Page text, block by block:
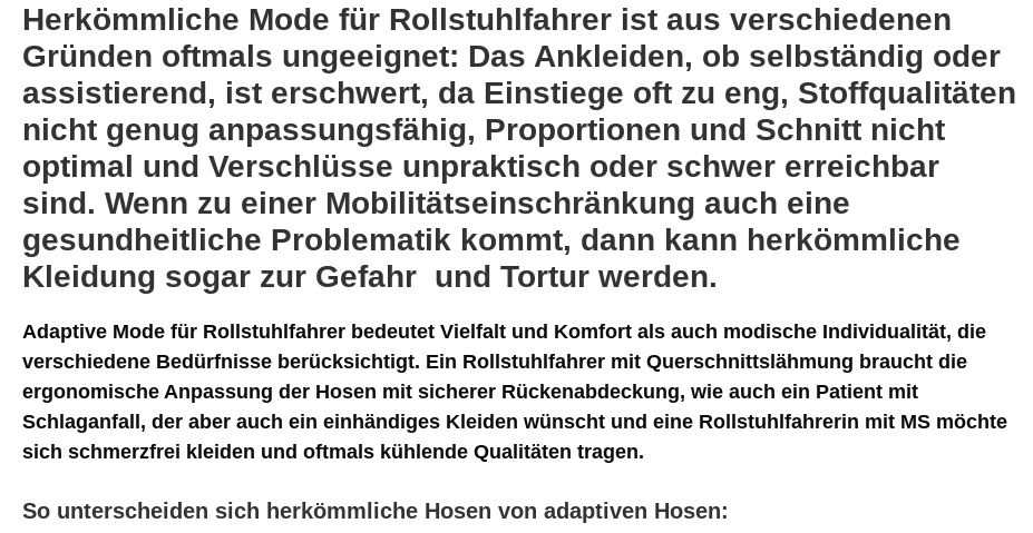
Herkömmliche Mode für Rollstuhlfahrer ist aus verschiedenen
Gründen oftmals ungeeignet: Das Ankleiden, ob selbständig oder
assistierend, ist erschwert, da Einstiege oft zu eng, Stoffqualitäten
nicht genug anpassungsfähig, Proportionen und Schnitt nicht
optimal und Verschlüsse unpraktisch oder schwer erreichbar
sind. Wenn zu einer Mobilitätseinschränkung auch eine
gesundheitliche Problematik kommt, dann kann herkömmliche
Kleidung sogar zur Gefahr und Tortur werden.
Adaptive Mode für Rollstuhlfahrer bedeutet Vielfalt und Komfort als auch modische Individualität, die
verschiedene Bedürfnisse berücksichtigt. Ein Rollstuhlfahrer mit Querschnittslähmung braucht die
ergonomische Anpassung der Hosen mit sicherer Rückenabdeckung, wie auch ein Patient mit
Schlaganfall, der aber auch ein einhändiges Kleiden wünscht und eine Rollstuhlfahrerin mit MS möchte
sich schmerzfrei kleiden und oftmals kühlende Qualitäten tragen.
So unterscheiden sich herkömmliche Hosen von adaptiven Hosen: